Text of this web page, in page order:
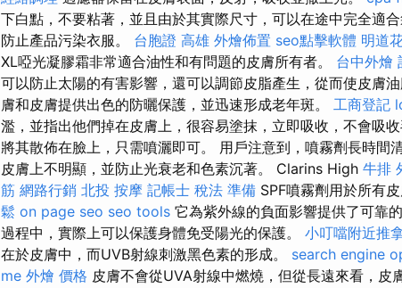
下白點，不要粘著，並且由於其實際尺寸，可以在途中完全適
防止產品污染衣服。 台胞證 高雄 外燴佈置 seo點擊軟體 明道
XL啞光凝膠霜非常適合油性和有問題的皮膚所有者。 台中外燴
可以防止太陽的有害影響，還可以調節皮脂產生，從而使皮膚油
膚和皮膚提供出色的防曬保護，並迅速形成老年斑。 工商登記
濫，並指出他們掉在皮膚上，很容易塗抹，立即吸收，不會吸
將其散佈在臉上，只需噴灑即可。 用戶注意到，噴霧劑長時間
皮膚上不明顯，並防止光衰老和色素沉著。 Clarins High 牛排
筋 網路行銷 北投 按摩 記帳士 稅法 準備 SPF噴霧劑用於所有皮
鬆 on page seo seo tools 它為紫外線的負面影響提供了可靠
過程中，實際上可以保護身體免受陽光的保護。 小叮噹附近推
在於皮膚中，而UVB射線刺激黑色素的形成。 search engine
me 外燴 價格 皮膚不會從UVA射線中燃燒，但從長遠來看，皮